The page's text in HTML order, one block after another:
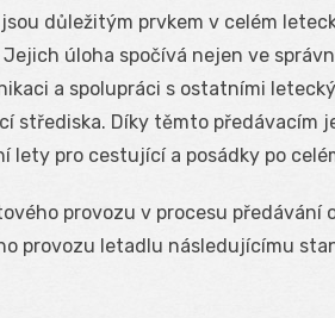
důležitým prvkem v celém
úloha spočívá nejen ve
a spolupráci s ostatními
střediska. Díky těmto předávacím
lety pro cestující a posádky po
provozu v procesu předávání
provozu letadlu následujícímu